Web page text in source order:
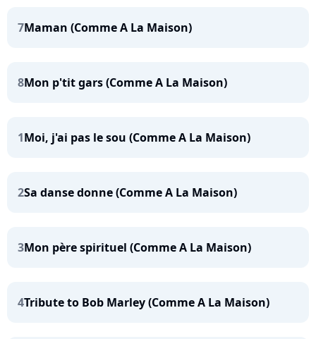
7Maman (Comme A La Maison)
8Mon p'tit gars (Comme A La Maison)
1Moi, j'ai pas le sou (Comme A La Maison)
2Sa danse donne (Comme A La Maison)
3Mon père spirituel (Comme A La Maison)
4Tribute to Bob Marley (Comme A La Maison)